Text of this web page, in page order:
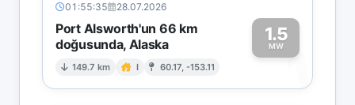
01:55:35 28.07.2026
Port Alsworth'un 66 km
doğusunda, Alaska
149.7 km I 60.17, -153.11
1.5
MW1